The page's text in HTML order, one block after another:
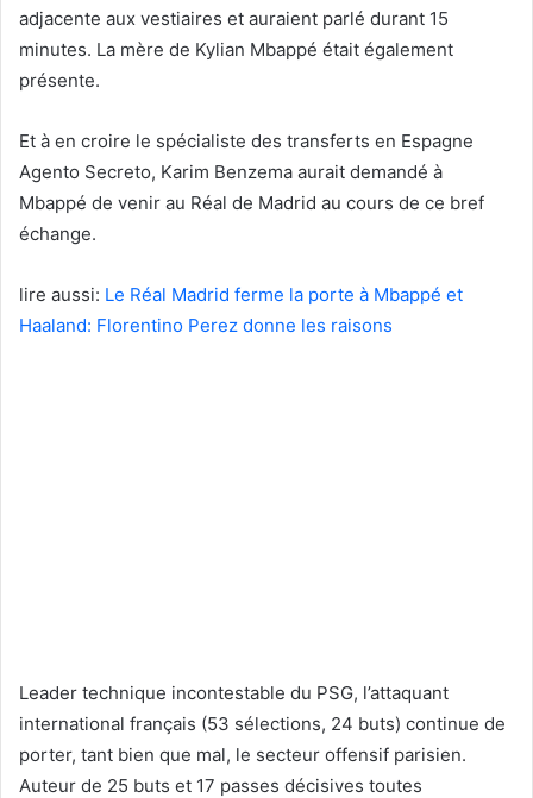
adjacente aux vestiaires et auraient parlé durant 15
minutes. La mère de Kylian Mbappé était également
présente.
Et à en croire le spécialiste des transferts en Espagne
Agento Secreto, Karim Benzema aurait demandé à
Mbappé de venir au Réal de Madrid au cours de ce bref
échange.
lire aussi: Le Réal Madrid ferme la porte à Mbappé et
Haaland: Florentino Perez donne les raisons
Leader technique incontestable du PSG, l’attaquant
international français (53 sélections, 24 buts) continue de
porter, tant bien que mal, le secteur offensif parisien.
Auteur de 25 buts et 17 passes décisives toutes